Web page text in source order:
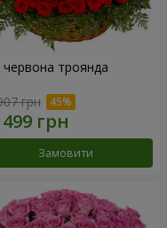
червона троянда
грн
Замовити